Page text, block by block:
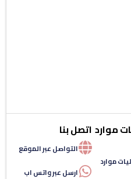
موارد
موارد
اتصل بنا
التواصل عبر الموقع
ارسل عبر واتس اب